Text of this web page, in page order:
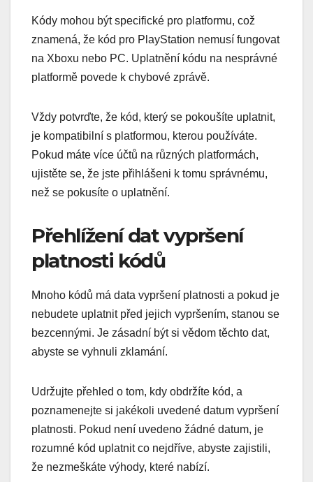
Kódy mohou být specifické pro platformu, což
znamená, že kód pro PlayStation nemusí fungovat
na Xboxu nebo PC. Uplatnění kódu na nesprávné
platformě povede k chybové zprávě.
Vždy potvrďte, že kód, který se pokoušíte uplatnit,
je kompatibilní s platformou, kterou používáte.
Pokud máte více účtů na různých platformách,
ujistěte se, že jste přihlášeni k tomu správnému,
než se pokusíte o uplatnění.
Přehlížení dat vypršení
platnosti kódů
Mnoho kódů má data vypršení platnosti a pokud je
nebudete uplatnit před jejich vypršením, stanou se
bezcennými. Je zásadní být si vědom těchto dat,
abyste se vyhnuli zklamání.
Udržujte přehled o tom, kdy obdržíte kód, a
poznamenejte si jakékoli uvedené datum vypršení
platnosti. Pokud není uvedeno žádné datum, je
rozumné kód uplatnit co nejdříve, abyste zajistili,
že nezmeškáte výhody, které nabízí.